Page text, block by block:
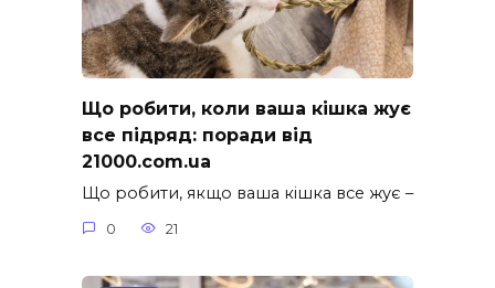
Що робити, коли ваша кішка жує
все підряд: поради від
21000.com.ua
Що робити, якщо ваша кішка все жує –
0 21